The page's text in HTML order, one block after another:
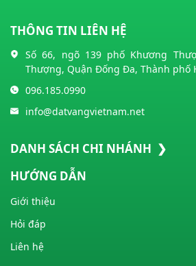
THÔNG TIN LIÊN HỆ
Số 66, ngõ 139 phố Khương
Thượng, Quận Đống Đa, Thành phố
096.185.0990
info@datvangvietnam.net
DANH SÁCH CHI NHÁNH ❯
HƯỚNG DẪN
Giới thiệu
Hỏi đáp
Liên hệ